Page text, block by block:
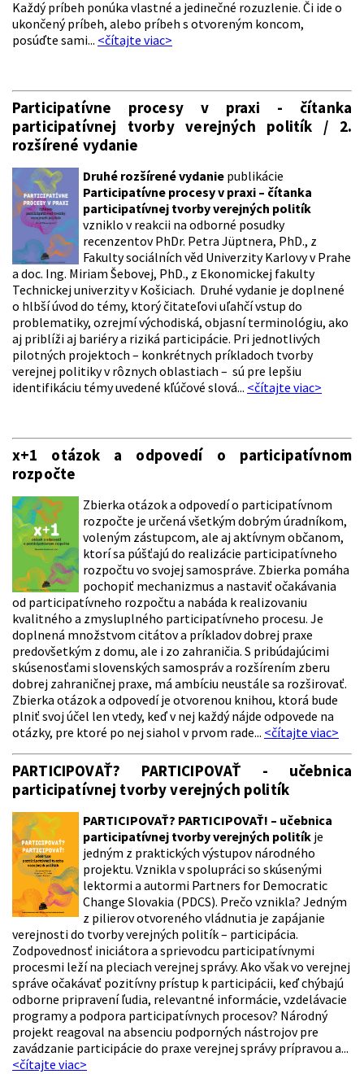
Každý príbeh ponúka vlastné a jedinečné rozuzlenie. Či ide o
ukončený príbeh, alebo príbeh s otvoreným koncom,
posúďte sami... <čítajte viac>
Participatívne procesy v praxi - čítanka
participatívnej tvorby verejných politík / 2.
rozšírené vydanie
Druhé rozšírené vydanie publikácie
Participatívne procesy v praxi – čítanka
participatívnej tvorby verejných politík
vzniklo v reakcii na odborné posudky
recenzentov PhDr. Petra Jüptnera, PhD., z
Fakulty sociálních věd Univerzity Karlovy v Prahe
a doc. Ing. Miriam Šebovej, PhD., z Ekonomickej fakulty
Technickej univerzity v Košiciach. Druhé vydanie je doplnené
o hlbší úvod do témy, ktorý čitateľovi uľahčí vstup do
problematiky, ozrejmí východiská, objasní terminológiu, ako
aj priblíži aj bariéry a riziká participácie. Pri jednotlivých
pilotných projektoch – konkrétnych príkladoch tvorby
verejnej politiky v rôznych oblastiach – sú pre lepšiu
identifikáciu témy uvedené kľúčové slová... <čítajte viac>
x+1 otázok a odpovedí o participatívnom
rozpočte
Zbierka otázok a odpovedí o participatívnom
rozpočte je určená všetkým dobrým úradníkom,
voleným zástupcom, ale aj aktívnym občanom,
ktorí sa púšťajú do realizácie participatívneho
rozpočtu vo svojej samospráve. Zbierka pomáha
pochopiť mechanizmus a nastaviť očakávania
od participatívneho rozpočtu a nabáda k realizovaniu
kvalitného a zmysluplného participatívneho procesu. Je
doplnená množstvom citátov a príkladov dobrej praxe
predovšetkým z domu, ale i zo zahraničia. S pribúdajúcimi
skúsenosťami slovenských samospráv a rozšírením zberu
dobrej zahraničnej praxe, má ambíciu neustále sa rozširovať.
Zbierka otázok a odpovedí je otvorenou knihou, ktorá bude
plniť svoj účel len vtedy, keď v nej každý nájde odpovede na
otázky, pre ktoré po nej siahol v prvom rade... <čítajte viac>
PARTICIPOVAŤ? PARTICIPOVAŤ - učebnica
participatívnej tvorby verejných politík
PARTICIPOVAŤ? PARTICIPOVAŤ! – učebnica
participatívnej tvorby verejných politík je
jedným z praktických výstupov národného
projektu. Vznikla v spolupráci so skúsenými
lektormi a autormi Partners for Democratic
Change Slovakia (PDCS). Prečo vznikla? Jedným
z pilierov otvoreného vládnutia je zapájanie
verejnosti do tvorby verejných politík – participácia.
Zodpovednosť iniciátora a sprievodcu participatívnymi
procesmi leží na pleciach verejnej správy. Ako však vo verejnej
správe očakávať pozitívny prístup k participácii, keď chýbajú
odborne pripravení ľudia, relevantné informácie, vzdelávacie
programy a podpora participatívnych procesov? Národný
projekt reagoval na absenciu podporných nástrojov pre
zavádzanie participácie do praxe verejnej správy prípravou a...
<čítajte viac>